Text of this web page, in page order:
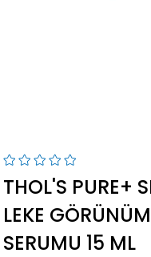
THOL'S PURE+
LEKE
SERUMU 15 ML